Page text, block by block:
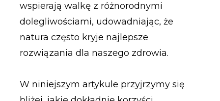
wspierają walkę z różnorodnymi
dolegliwościami, udowadniając, że
natura często kryje najlepsze
rozwiązania dla naszego zdrowia.
W niniejszym artykule przyjrzymy się